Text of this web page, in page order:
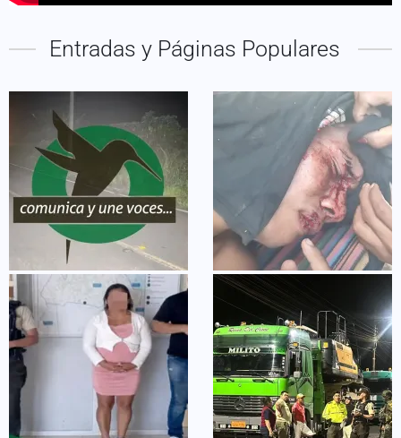
Entradas y Páginas Populares